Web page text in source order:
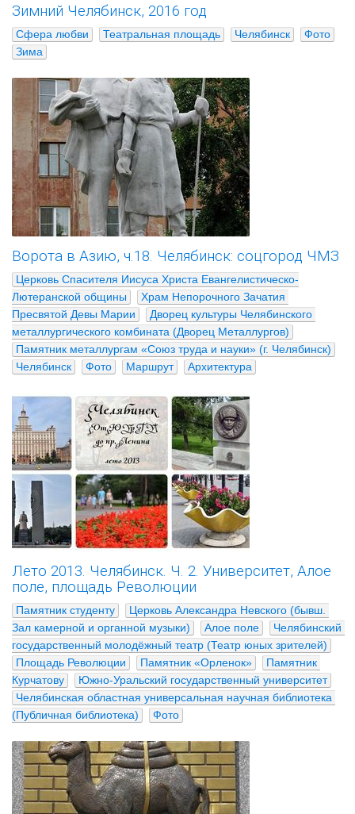
Зимний Челябинск, 2016 год
Сфера любви Театральная площадь Челябинск
Фото
Зима
Ворота в Азию, ч.18. Челябинск: соцгород ЧМЗ
Церковь Спасителя Иисуса Христа Евангелистическо-
Лютеранской общины
Храм Непорочного Зачатия
Пресвятой Девы Марии
Дворец культуры Челябинского
металлургического комбината (Дворец Металлургов)
Памятник металлургам «Союз труда и науки» (г. Челябинск)
Челябинск
Фото Маршрут Архитектура
Лето 2013. Челябинск. Ч. 2. Университет, Алое
поле, площадь Революции
Памятник студенту
Церковь Александра Невского (бывш.
Зал камерной и органной музыки)
Алое поле
Челябинский
государственный молодёжный театр (Театр юных зрителей)
Площадь Революции
Памятник «Орленок»
Памятник
Курчатову
Южно-Уральский государственный университет
Челябинская областная универсальная научная библиотека
(Публичная библиотека)
Фото